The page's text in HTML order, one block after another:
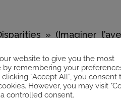
» (Imaginer
les processus
le sillage des
elle est également
website to give you the most
by remembering your
“Accept All”, you consent
However, you may visit
controlled consent.